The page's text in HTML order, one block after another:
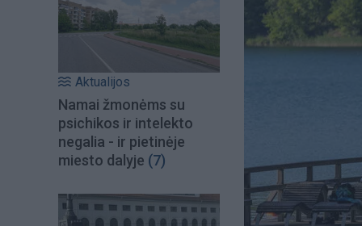
Aktualijos
Namai žmonėms su
psichikos ir intelekto
negalia - ir pietinėje
miesto dalyje (7)